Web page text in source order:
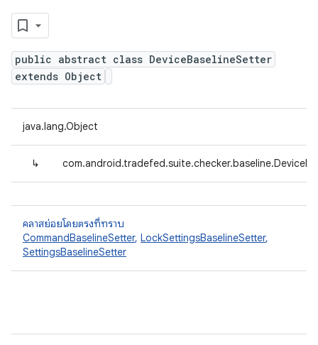
public abstract class DeviceBaselineSetter
extends Object
java.lang.Object
↳
คลาสย่อยโดยตรงที่ทราบ
CommandBaselineSetter, LockSettingsBaselineSetter,
SettingsBaselineSetter